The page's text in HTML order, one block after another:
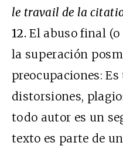
le travail de la
12. El abuso final
la superación
preocupaciones:
distorsiones,
todo autor es un
texto es parte de